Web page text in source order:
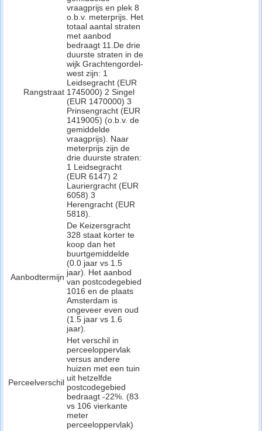
Rangstraat
vraagprijs en plek 8
o.b.v. meterprijs. Het
totaal aantal straten
met aanbod
bedraagt 11.De drie
duurste straten in de
wijk Grachtengordel-
west zijn: 1
Leidsegracht (EUR
1745000) 2 Singel
(EUR 1470000) 3
Prinsengracht (EUR
1419005) (o.b.v. de
gemiddelde
vraagprijs). Naar
meterprijs zijn de
drie duurste straten:
1 Leidsegracht
(EUR 6147) 2
Lauriergracht (EUR
6058) 3
Herengracht (EUR
5818).
Aanbodtermijn
De Keizersgracht
328 staat korter te
koop dan het
buurtgemiddelde
(0.0 jaar vs 1.5
jaar). Het aanbod
van postcodegebied
1016 en de plaats
Amsterdam is
ongeveer even oud
(1.5 jaar vs 1.6
jaar).
Perceelverschil
Het verschil in
perceeloppervlak
versus andere
huizen met een tuin
uit hetzelfde
postcodegebied
bedraagt -22%. (83
vs 106 vierkante
meter
perceeloppervlak)